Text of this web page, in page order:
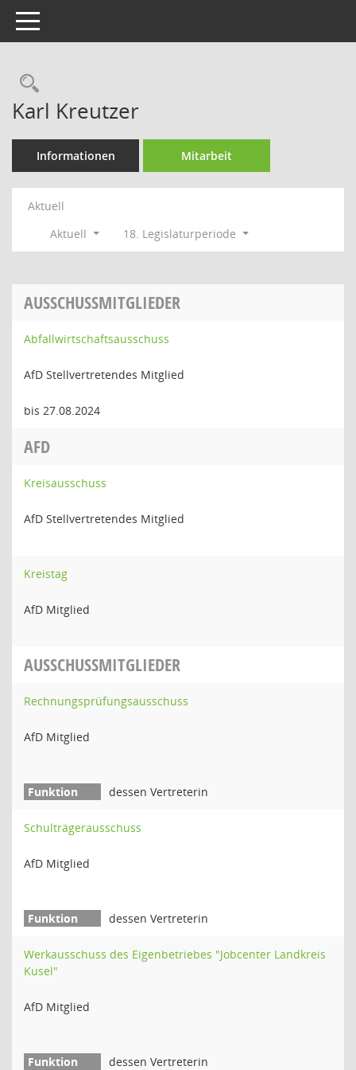
Toggle navigation
Rechercheauswahl
Karl Kreutzer
Informationen Mitarbeit
Aktuell
Aktuell
18. Legislaturperiode
AUSSCHUSSMITGLIEDER
Abfallwirtschaftsausschuss
AfD Stellvertretendes Mitglied
bis 27.08.2024
AFD
Kreisausschuss
AfD Stellvertretendes Mitglied
Kreistag
AfD Mitglied
AUSSCHUSSMITGLIEDER
Rechnungsprüfungsausschuss
AfD Mitglied
dessen Vertreterin
Schulträgerausschuss
AfD Mitglied
dessen Vertreterin
Werkausschuss des Eigenbetriebes "Jobcenter Landkreis
Kusel"
AfD Mitglied
dessen Vertreterin